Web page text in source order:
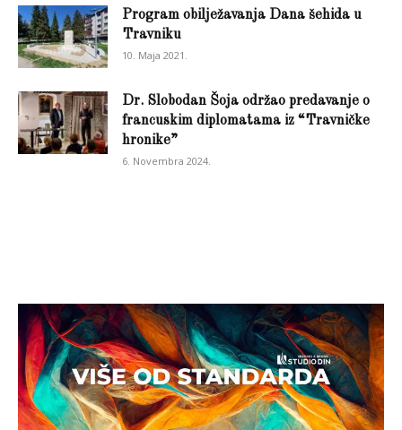
Program obilježavanja Dana šehida u
Travniku
10. Maja 2021.
Dr. Slobodan Šoja održao predavanje o
francuskim diplomatama iz “Travničke
hronike”
6. Novembra 2024.